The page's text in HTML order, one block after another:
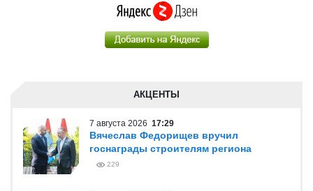
АКЦЕНТЫ
7 августа 2026 17:29
Вячеслав Федорищев вручил
госнаграды строителям региона
229